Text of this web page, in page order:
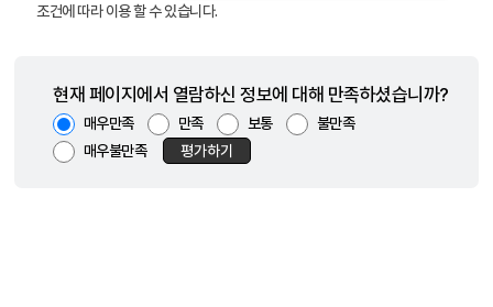
조건에 따라 이용 할 수 있습니다.
현재 페이지에서 열람하신 정보에 대해 만족하셨습니까?
매우만족 만족 보통
불만족
매우불만족
평가하기